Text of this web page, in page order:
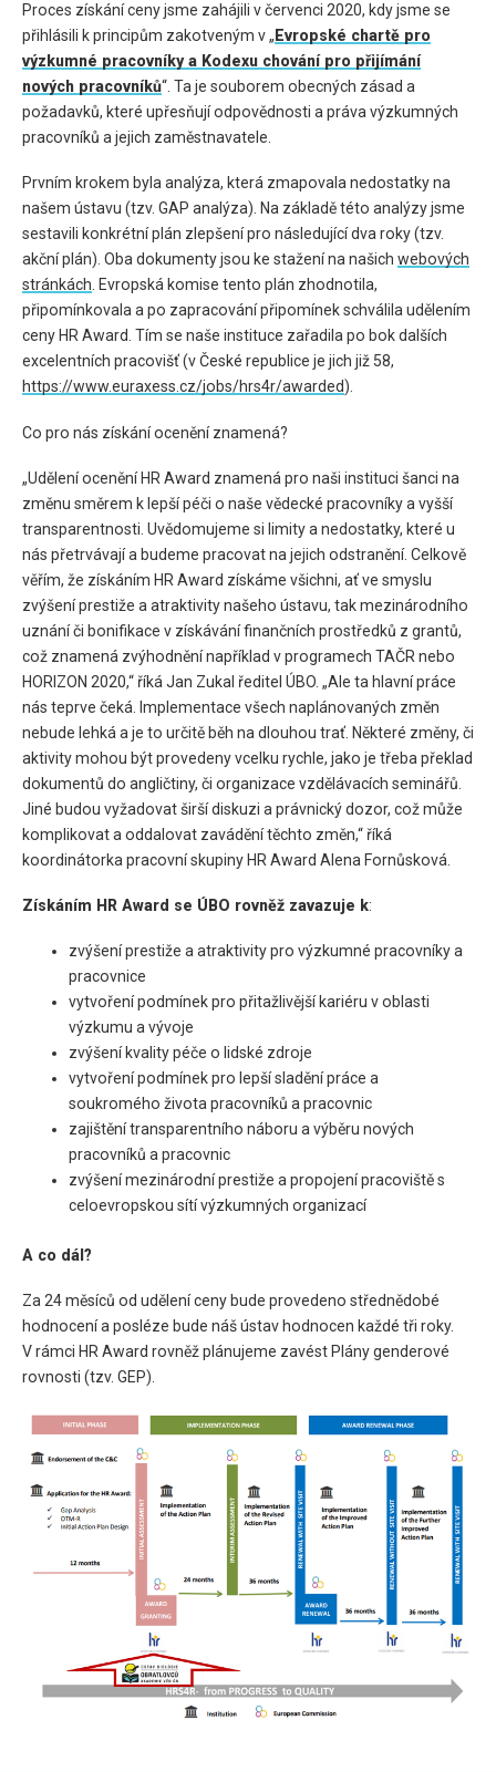
Proces získání ceny jsme zahájili v červenci 2020, kdy jsme se
přihlásili k principům zakotveným v „ Evropské chartě pro
výzkumné pracovníky a Kodexu chování pro přijímání
nových pracovníků“. Ta je souborem obecných zásad a
požadavků, které upřesňují odpovědnosti a práva výzkumných
pracovníků a jejich zaměstnavatele.
Prvním krokem byla analýza, která zmapovala nedostatky na
našem ústavu (tzv. GAP analýza). Na základě této analýzy jsme
sestavili konkrétní plán zlepšení pro následující dva roky (tzv.
akční plán). Oba dokumenty jsou ke stažení na našich webových
stránkách. Evropská komise tento plán zhodnotila,
připomínkovala a po zapracování připomínek schválila udělením
ceny HR Award. Tím se naše instituce zařadila po bok dalších
excelentních pracovišť (v České republice je jich již 58,
https://www.euraxess.cz/jobs/hrs4r/awarded).
Co pro nás získání ocenění znamená?
„Udělení ocenění HR Award znamená pro naši instituci šanci na
změnu směrem k lepší péči o naše vědecké pracovníky a vyšší
transparentnosti. Uvědomujeme si limity a nedostatky, které u
nás přetrvávají a budeme pracovat na jejich odstranění. Celkově
věřím, že získáním HR Award získáme všichni, ať ve smyslu
zvýšení prestiže a atraktivity našeho ústavu, tak mezinárodního
uznání či bonifikace v získávání finančních prostředků z grantů,
což znamená zvýhodnění například v programech TAČR nebo
HORIZON 2020,“ říká Jan Zukal ředitel ÚBO. „Ale ta hlavní práce
nás teprve čeká. Implementace všech naplánovaných změn
nebude lehká a je to určitě běh na dlouhou trať. Některé změny, či
aktivity mohou být provedeny vcelku rychle, jako je třeba překlad
dokumentů do angličtiny, či organizace vzdělávacích seminářů.
Jiné budou vyžadovat širší diskuzi a právnický dozor, což může
komplikovat a oddalovat zavádění těchto změn,“ říká
koordinátorka pracovní skupiny HR Award Alena Fornůsková.
Získáním HR Award se ÚBO rovněž zavazuje k:
zvýšení prestiže a atraktivity pro výzkumné pracovníky a
pracovnice
vytvoření podmínek pro přitažlivější kariéru v oblasti
výzkumu a vývoje
zvýšení kvality péče o lidské zdroje
vytvoření podmínek pro lepší sladění práce a
soukromého života pracovníků a pracovnic
zajištění transparentního náboru a výběru nových
pracovníků a pracovnic
zvýšení mezinárodní prestiže a propojení pracoviště s
celoevropskou sítí výzkumných organizací
A co dál?
Za 24 měsíců od udělení ceny bude provedeno střednědobé
hodnocení a posléze bude náš ústav hodnocen každé tři roky.
V rámci HR Award rovněž plánujeme zavést Plány genderové
rovnosti (tzv. GEP).